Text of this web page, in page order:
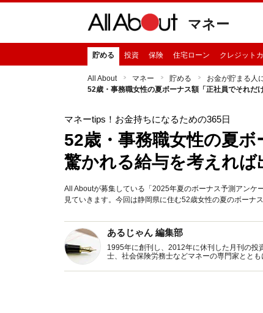
マネー
貯める 投資 保険 住宅ローン クレジット
All About マネー 貯める お金が貯まる人
52歳・事務職女性の夏ボーナス額「正社員でそれだ
マネーtips！お金持ちになるための365日
52歳・事務職女性の夏
驚かれる給与を考えれば
All Aboutが募集している「2025年夏のボーナス予測アンケ
見ていきます。今回は静岡県に住む52歳女性の夏のボーナス
あるじゃん 編集部
1995年に創刊し、2012年に休刊した月刊の投
士、社会保険労務士などマネーの専門家とと